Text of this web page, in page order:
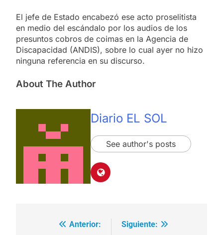
El jefe de Estado encabezó ese acto proselitista
en medio del escándalo por los audios de los
presuntos cobros de coimas en la Agencia de
Discapacidad (ANDIS), sobre lo cual ayer no hizo
ninguna referencia en su discurso.
About The Author
Diario EL SOL
See author's posts
Navegación
Anterior:
Siguiente: